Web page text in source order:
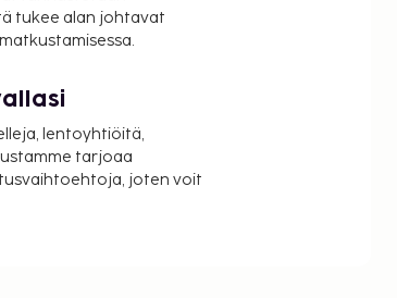
tukee alan johtavat
lentoyhtiöitä,
tarjoaa
joten voit